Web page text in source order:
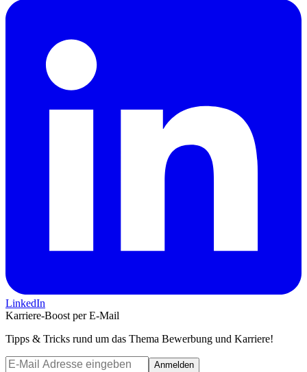
LinkedIn
Karriere-Boost per E-Mail
Tipps & Tricks rund um das Thema Bewerbung und Karriere!
Anmelden